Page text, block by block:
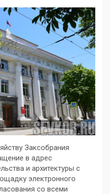
Заксобрания
в адрес
и архитектуры с
электронного
со всеми